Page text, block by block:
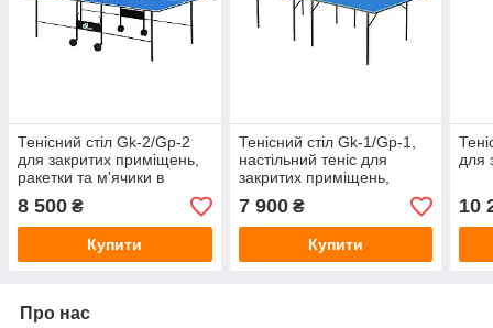
Тенісний стіл Gk-2/Gp-2
для закритих приміщень,
ракетки та м'ячики в
подарунок!
8 500 ₴
Купити
Тенісний стіл Gk-1/Gp-1,
настільний теніс для
закритих приміщень,
ракетки та м'ячики в
подарунок!
7 900₴
Купити
для
10
Про нас